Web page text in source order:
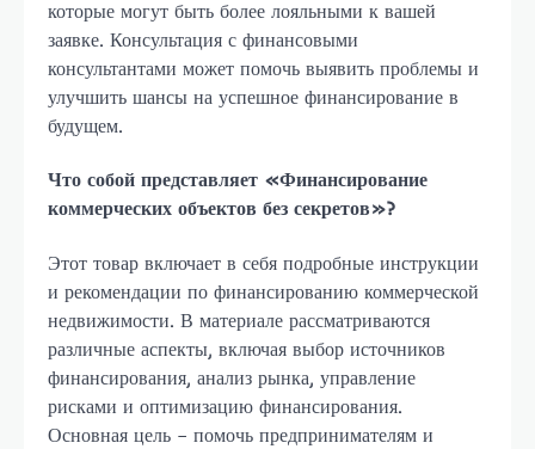
которые могут быть более лояльными к вашей
заявке. Консультация с финансовыми
консультантами может помочь выявить проблемы и
улучшить шансы на успешное финансирование в
будущем.
Что собой представляет «Финансирование
коммерческих объектов без секретов»?
Этот товар включает в себя подробные инструкции
и рекомендации по финансированию коммерческой
недвижимости. В материале рассматриваются
различные аспекты, включая выбор источников
финансирования, анализ рынка, управление
рисками и оптимизацию финансирования.
Основная цель – помочь предпринимателям и